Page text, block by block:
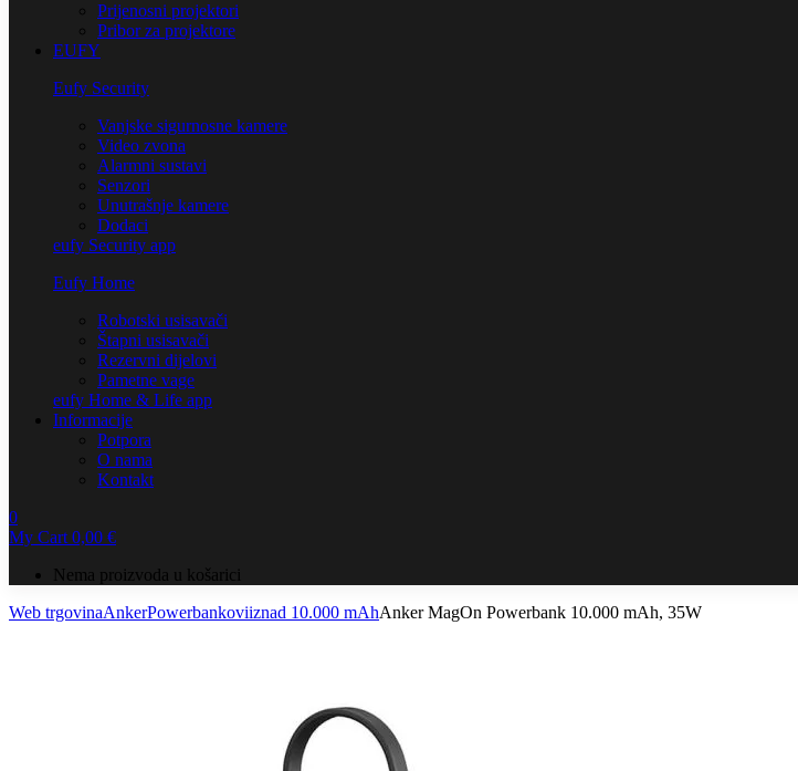
Prijenosni projektori
Pribor za projektore
EUFY
Eufy Security
Vanjske sigurnosne kamere
Video zvona
Alarmni sustavi
Senzori
Unutrašnje kamere
Dodaci
eufy Security app
Eufy Home
Robotski usisavači
Štapni usisavači
Rezervni dijelovi
Pametne vage
eufy Home & Life app
Informacije
Potpora
O nama
Kontakt
0
My Cart0,00 €
Nema proizvoda u košarici
Web trgovinaAnkerPowerbankoviiznad 10.000 mAhAnker MagOn Powerbank 10.000 mAh, 35W